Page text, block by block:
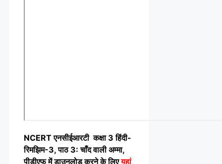
NCERT एनसीईआरटी कक्षा 3 हिंदी-
रिमझिम-3, पाठ 3: चाँद वाली अम्मा,
पीडीएफ में डाउनलोड करने के लिएयहां